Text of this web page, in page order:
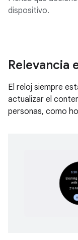
dispositivo.
Relevancia
El reloj siempre
actualizar el
personas, como